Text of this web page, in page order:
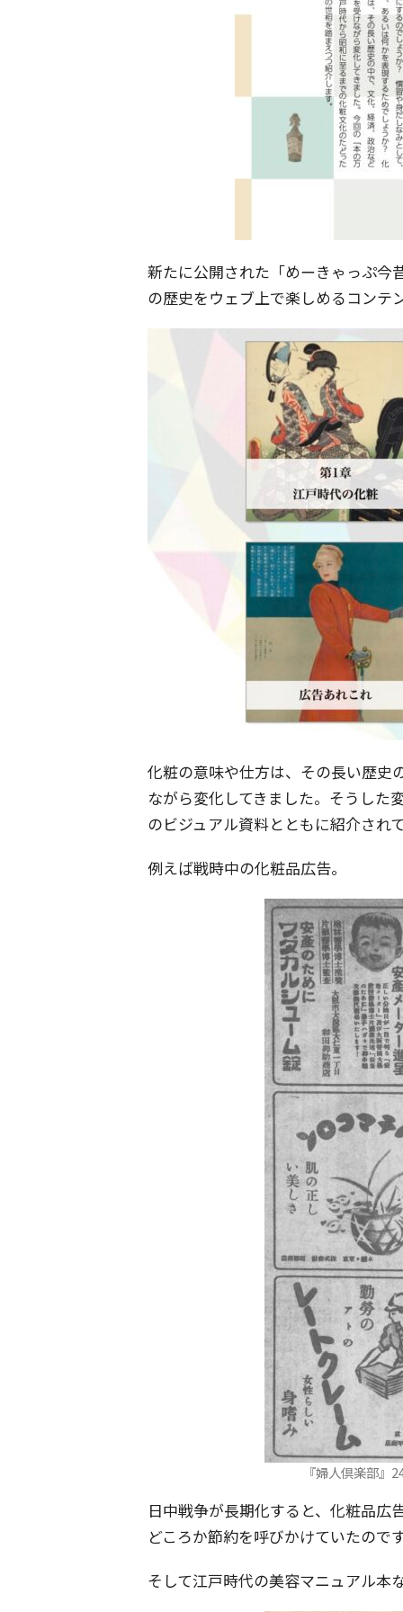
新たに公開された「めーきゃっぷ今
の歴史をウェブ上で楽しめるコンテ
化粧の意味や仕方は、その長い歴史
ながら変化してきました。そうした
のビジュアル資料とともに紹介され
例えば戦時中の化粧品広告。
『婦人倶楽部』
日中戦争が長期化すると、化粧品
どころか節約を呼びかけていたので
そして江戸時代の美容マニュアル本